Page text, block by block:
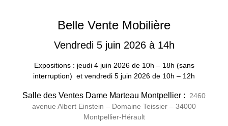
Belle Vente Mobilière
Vendredi 5 juin 2026 à 14h
Expositions : jeudi 4 juin 2026de 10h – 18h (sans
interruption) et vendredi 5 juin 2026 de 10h – 12h
Salle des Ventes Dame Marteau Montpellier :
2460
avenue Albert Einstein – Domaine Teissier – 34000
Montpellier-Hérault